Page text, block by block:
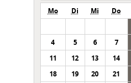
Mo Di Mi Do
4
5 6 7
11
12 13 14
18
19 20 21